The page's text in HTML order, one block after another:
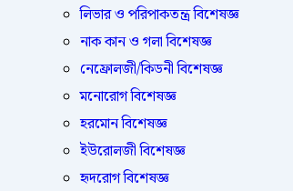
লিভার ও পরিপাকতন্ত্র বিশেষজ্ঞ
নাক কান ও গলা বিশেষজ্ঞ
নেফ্রোলজী/কিডনী বিশেষজ্ঞ
মনোরোগ বিশেষজ্ঞ
হরমোন বিশেষজ্ঞ
ইউরোলজী বিশেষজ্ঞ
হৃদরোগ বিশেষজ্ঞ